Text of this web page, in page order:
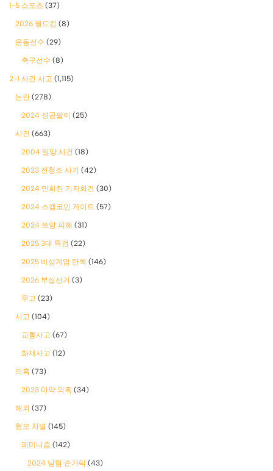
1-5 스포츠 (37)
2026 월드컵 (8)
운동선수 (29)
축구선수 (8)
2-1 사건 사고 (1,115)
논란 (278)
2024 성공팔이 (25)
사건 (663)
2004 밀양 사건 (18)
2023 전청조 사기 (42)
2024 민희진 기자회견 (30)
2024 스캠코인 게이트 (57)
2024 쯔양 피해 (31)
2025 3대 특검 (22)
2025 비상계엄 탄핵 (146)
2026 부실선거 (3)
무고 (23)
사고 (104)
교통사고 (67)
화재사고 (12)
의혹 (73)
2023 마약 의혹 (34)
해외 (37)
혐오 차별 (145)
폐미니즘 (142)
2024 남혐 손가락 (43)